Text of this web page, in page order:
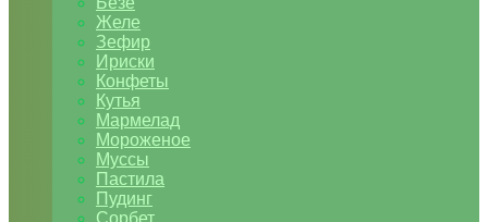
Желе
Зефир
Ириски
Конфеты
Кутья
Мармелад
Мороженое
Муссы
Пастила
Пудинг
Сорбет